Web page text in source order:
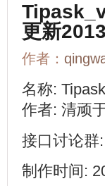
更新
作者：
名称:
作者: 清顽
接口讨论群
制作时间: